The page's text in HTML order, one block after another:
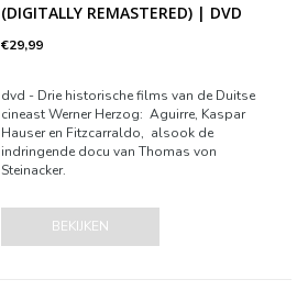
(DIGITALLY REMASTERED) | DVD
€29,99
dvd - Drie historische films van de Duitse
cineast Werner Herzog: Aguirre, Kaspar
Hauser en Fitzcarraldo, alsook de
indringende docu van Thomas von
Steinacker.
BEKIJKEN